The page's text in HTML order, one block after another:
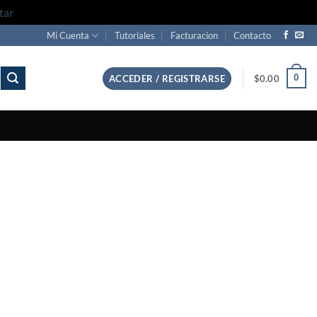
Mi Cuenta Tutoriales Facturacion Contacto
ACCEDER / REGISTRARSE $0.00 0